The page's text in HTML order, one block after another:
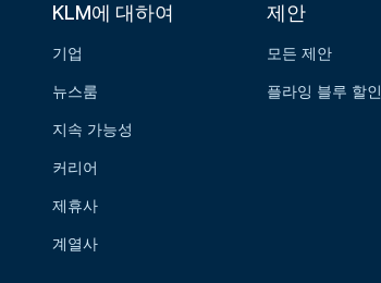
KLM에 대하여
기업
뉴스룸
지속 가능성
커리어
제휴사
계열사
제안
모든 제안
플라잉 블루 할인